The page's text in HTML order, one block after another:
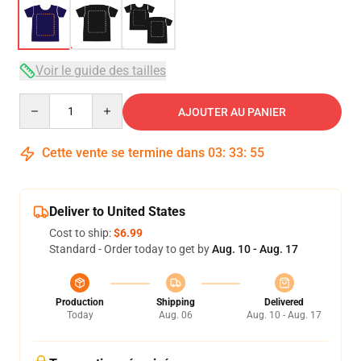
Voir le guide des tailles
AJOUTER AU PANIER
Cette vente se termine dans 03: 33: 54
Deliver to United States
Cost to ship:$6.99
Standard - Order today to get byAug. 10 - Aug. 17
Production
Today
Shipping
Aug. 06
Delivered
Aug. 10 - Aug. 17